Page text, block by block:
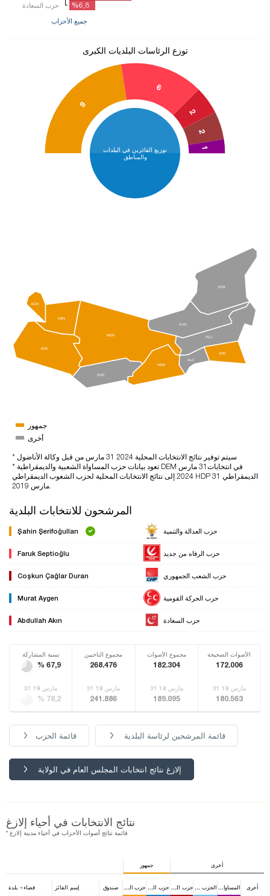
حزب السعادة
%6,8
%6,8
جميع الأحزاب
توزع الرئاسات البلديات الكبرى
9
6
2
2
1
توزيع الفائزين في البلدات
والمناطق
AĞN
BSK
MER
KRA
KBN
MDN
PLU
SVR
ARC
KVN
ALC
جمهور
أخرى
* سيتم توفير نتائج الانتخابات المحلية 2024 31 مارس من قبل وكالة الأناضول
* تعود بيانات حزب المساواة الشعبية والديمقراطية DEM في انتخابات31 مارس
2024 إلى نتائج الانتخابات المحلية لحزب الشعوب الديمقراطي HDP الديمقراطي 31
مارس 2019.
المرشحون للانتخابات البلدية
Şahin Şerifoğulları حزب العدالة والتنمية
Faruk Septioğlu حزب الرفاه من جديد
Coşkun Çağlar Duran حزب الشعب الجمهوري
Murat Aygen حزب الحركة القومية
Abdullah Akın حزب السعادة
نسبة المشاركة
% 67,9
مجموع الناخبين
268.476
مجموع الأصوات
182.304
الأصوات الصحيحة
172.006
31 مارس 19
% 78,2
31 مارس 19
241.886
31 مارس 19
189.095
31 مارس 19
180.563
قائمة الحزب قائمة المرشحين لرئاسة البلدية
إلازغ نتائج انتخابات المجلس العام في الولاية
نتائج الانتخابات في أحياء إلازغ
* قائمة نتائج أصوات الأحزاب في أحياء مدينة إلازغ
جمهور أخرى
قضاء - بلدة إسم الفائز صندوق أخرى